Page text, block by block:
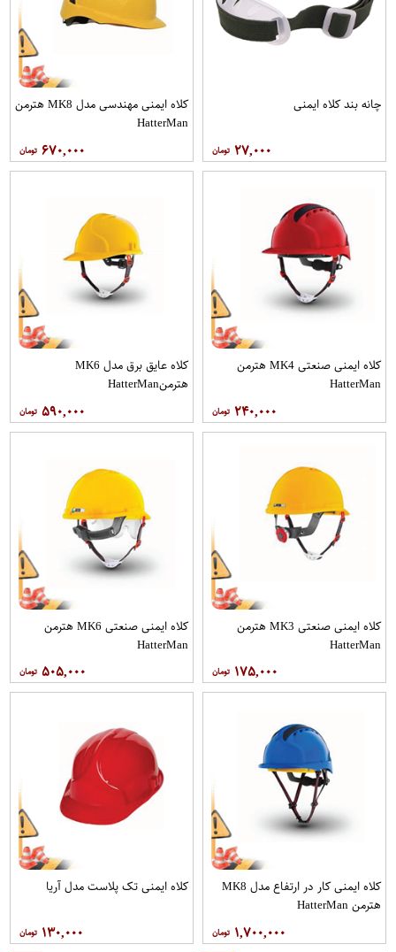
چانه بند کلاه ایمنی
۲۷,۰۰۰
کلاه ایمنی مهندسی مدل MK8 هترمن
HatterMan
۶۷۰,۰۰۰
کلاه ایمنی صنعتی MK4 هترمن
HatterMan
۲۴۰,۰۰۰
کلاه عایق برق مدل MK6
هترمنHatterMan
۵۹۰,۰۰۰
کلاه ایمنی صنعتی MK3 هترمن
HatterMan
۱۷۵,۰۰۰
کلاه ایمنی صنعتی MK6 هترمن
HatterMan
۵۰۵,۰۰۰
کلاه ایمنی کار در ارتفاع مدل MK8
هترمن HatterMan
۱,۷۰۰,۰۰۰
کلاه ایمنی تک پلاست مدل آریا
۱۳۰,۰۰۰